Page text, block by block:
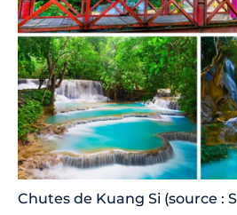
Chutes de Kuang Si (source :